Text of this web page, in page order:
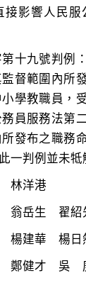
接影響人民
九號判例：
督範圍內所
學教職員，
員服務法第
發布之職務